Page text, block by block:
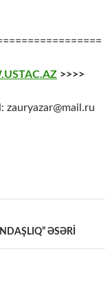
>>>>
ƏSƏRİ